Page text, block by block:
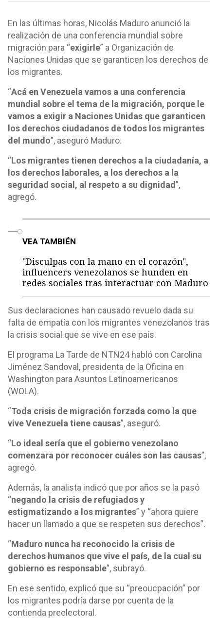
En las últimas horas, Nicolás Maduro anunció la
realización de una conferencia mundial sobre
migración para “exigirle” a Organización de
Naciones Unidas que se garanticen los derechos de
los migrantes.
“Acá en Venezuela vamos a una conferencia
mundial sobre el tema de la migración, porque le
vamos a exigir a Naciones Unidas que garanticen
los derechos ciudadanos de todos los migrantes
del mundo”, aseguró Maduro.
“Los migrantes tienen derechos a la ciudadanía, a
los derechos laborales, a los derechos a la
seguridad social, al respeto a su dignidad”,
agregó.
VEA TAMBIÉN
"Disculpas con la mano en el corazón",
influencers venezolanos se hunden en
redes sociales tras interactuar con Maduro
Sus declaraciones han causado revuelo dada su
falta de empatía con los migrantes venezolanos tras
la crisis social que se vive en ese país.
El programa La Tarde de NTN24 habló con Carolina
Jiménez Sandoval, presidenta de la Oficina en
Washington para Asuntos Latinoamericanos
(WOLA).
“Toda crisis de migración forzada como la que
vive Venezuela tiene causas”, aseguró.
“Lo ideal sería que el gobierno venezolano
comenzara por reconocer cuáles son las causas”,
agregó.
Además, la analista indicó que por años se la pasó
“negando la crisis de refugiados y
estigmatizando a los migrantes” y “ahora quiere
hacer un llamado a que se respeten sus derechos”.
“Maduro nunca ha reconocido la crisis de
derechos humanos que vive el país, de la cual su
gobierno es responsable”, subrayó.
En ese sentido, explicó que su “preoucpación” por
los migrantes podría darse por cuenta de la
contienda preelectoral.